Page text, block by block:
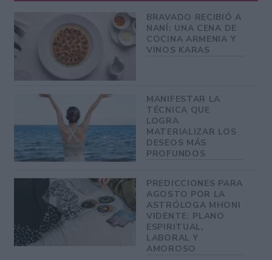
BRAVADO RECIBIÓ A
NANÍ: UNA CENA DE
COCINA ARMENIA Y
VINOS KARAS
MANIFESTAR LA
TÉCNICA QUE
LOGRA
MATERIALIZAR LOS
DESEOS MÁS
PROFUNDOS
PREDICCIONES PARA
AGOSTO POR LA
ASTRÓLOGA MHONI
VIDENTE: PLANO
ESPIRITUAL,
LABORAL Y
AMOROSO